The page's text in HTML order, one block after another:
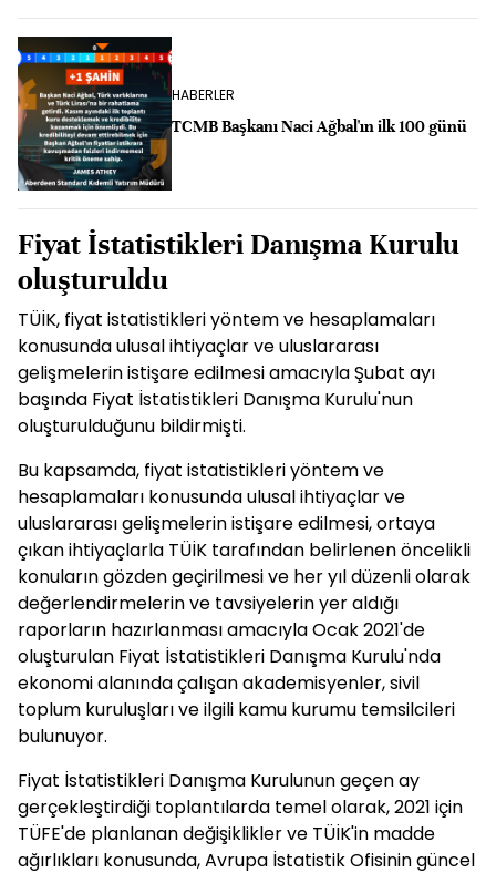
HABERLER
TCMB Başkanı Naci Ağbal'ın ilk 100 günü
Fiyat İstatistikleri Danışma Kurulu
oluşturuldu
TÜİK, fiyat istatistikleri yöntem ve hesaplamaları
konusunda ulusal ihtiyaçlar ve uluslararası
gelişmelerin istişare edilmesi amacıyla Şubat ayı
başında Fiyat İstatistikleri Danışma Kurulu'nun
oluşturulduğunu bildirmişti.
Bu kapsamda, fiyat istatistikleri yöntem ve
hesaplamaları konusunda ulusal ihtiyaçlar ve
uluslararası gelişmelerin istişare edilmesi, ortaya
çıkan ihtiyaçlarla TÜİK tarafından belirlenen öncelikli
konuların gözden geçirilmesi ve her yıl düzenli olarak
değerlendirmelerin ve tavsiyelerin yer aldığı
raporların hazırlanması amacıyla Ocak 2021'de
oluşturulan Fiyat İstatistikleri Danışma Kurulu'nda
ekonomi alanında çalışan akademisyenler, sivil
toplum kuruluşları ve ilgili kamu kurumu temsilcileri
bulunuyor.
Fiyat İstatistikleri Danışma Kurulunun geçen ay
gerçekleştirdiği toplantılarda temel olarak, 2021 için
TÜFE'de planlanan değişiklikler ve TÜİK'in madde
ağırlıkları konusunda, Avrupa İstatistik Ofisinin güncel